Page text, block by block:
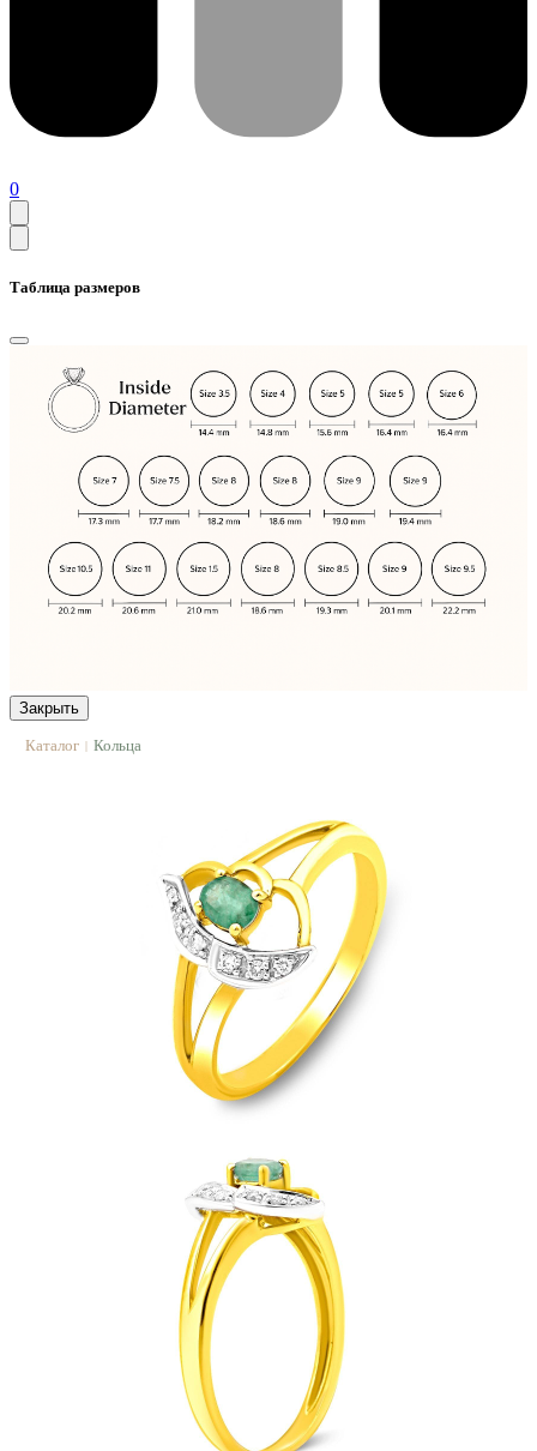
0
Таблица размеров
Закрыть
Каталог | Кольца